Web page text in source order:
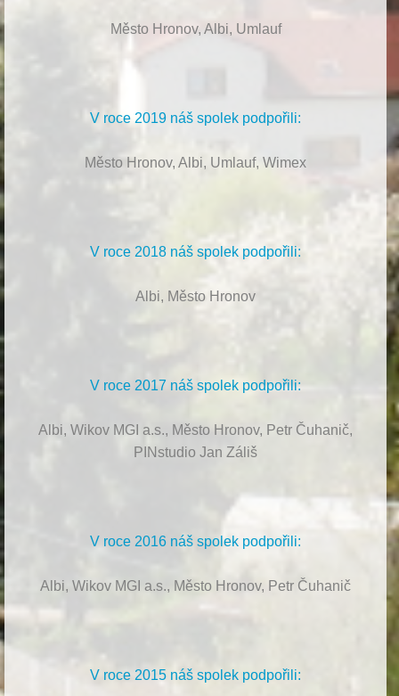
Město Hronov, Albi, Umlauf
V roce 2019 náš spolek podpořili:
Město Hronov, Albi, Umlauf, Wimex
V roce 2018 náš spolek podpořili:
Albi, Město Hronov
V roce 2017 náš spolek podpořili:
Albi, Wikov MGI a.s., Město Hronov, Petr Čuhanič,
PINstudio Jan Záliš
V roce 2016 náš spolek podpořili:
Albi, Wikov MGI a.s., Město Hronov, Petr Čuhanič
V roce 2015 náš spolek podpořili: